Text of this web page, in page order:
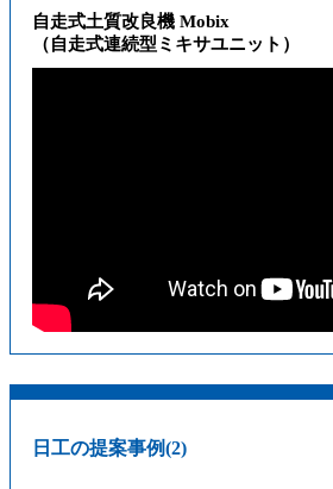
自走式土質改良機 Mobix
（自走式連続型ミキサユニット）
日工の提案事例(2)